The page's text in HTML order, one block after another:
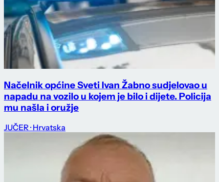
Načelnik općine Sveti Ivan Žabno sudjelovao u
napadu na vozilo u kojem je bilo i dijete. Policija
mu našla i oružje
JUČER · Hrvatska